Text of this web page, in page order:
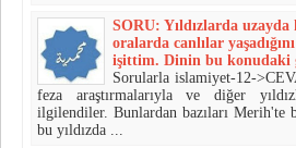
SORU: Yıldızlarda
oralarda canlılar
işittim. Dinin bu konudaki
Sorularla islamiyet-12-
feza araştırmalarıyla ve diğer
ilgilendiler. Bunlardan bazıları Merih'te
bu yıldızda ...